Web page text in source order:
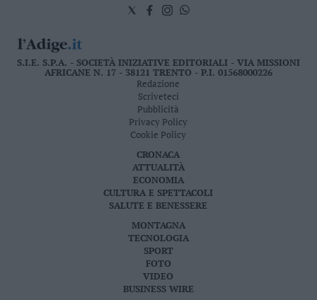
S.I.E. S.P.A. - SOCIETÀ INIZIATIVE EDITORIALI - VIA MISSIONI
AFRICANE N. 17 - 38121 TRENTO - P.I. 01568000226
Redazione
Scriveteci
Pubblicità
Privacy Policy
Cookie Policy
CRONACA
ATTUALITÀ
ECONOMIA
CULTURA E SPETTACOLI
SALUTE E BENESSERE
MONTAGNA
TECNOLOGIA
SPORT
FOTO
VIDEO
BUSINESS WIRE